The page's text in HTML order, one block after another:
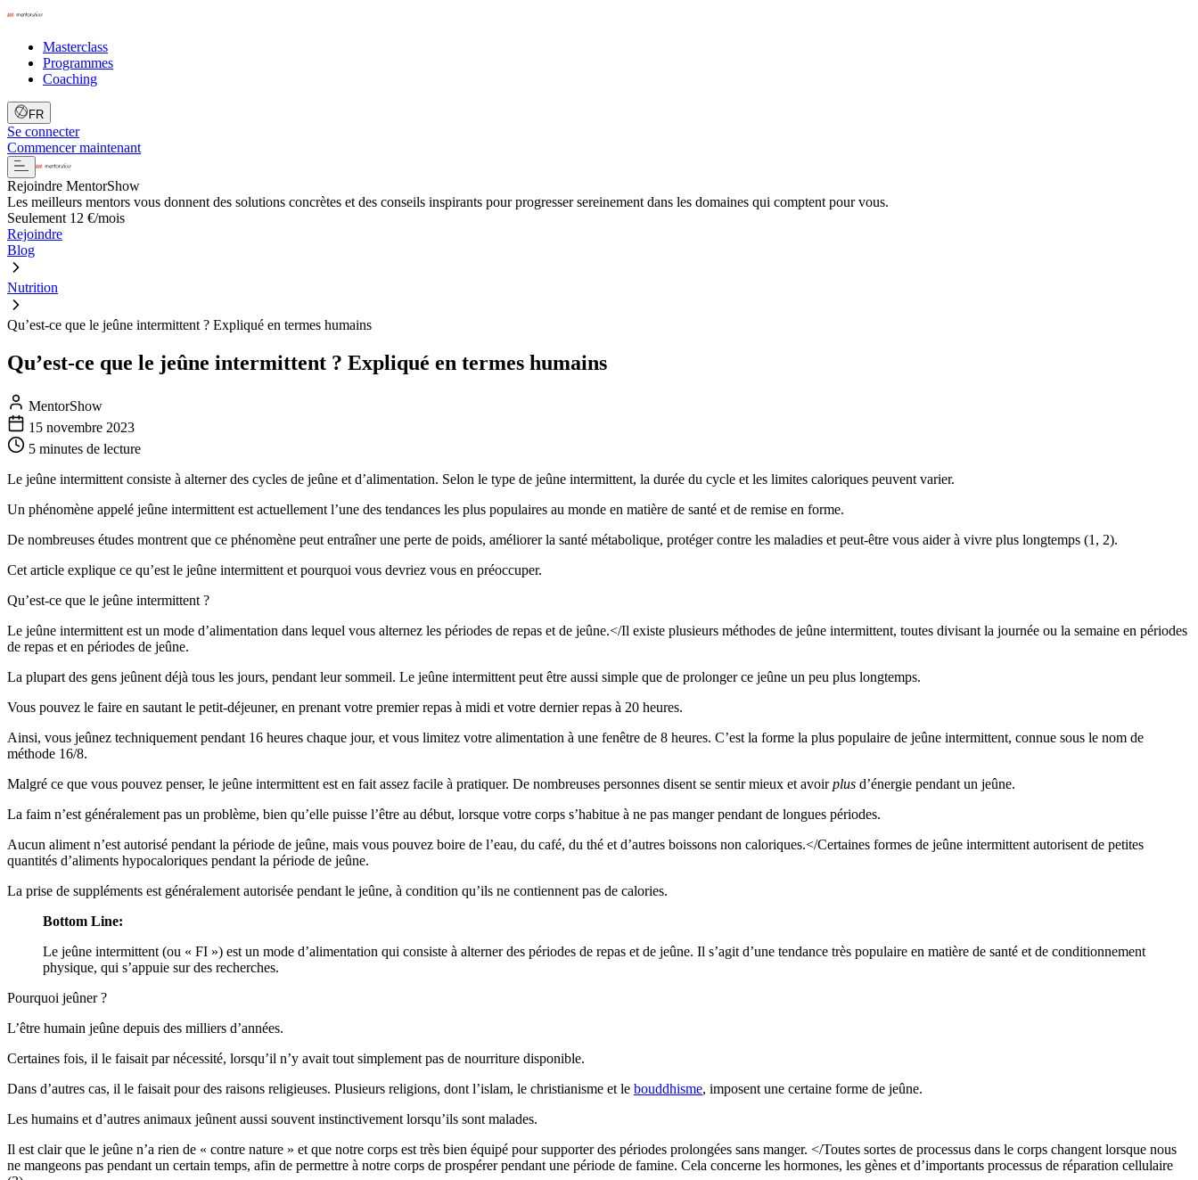
Masterclass
Programmes
Coaching
FR
Se connecter
Commencer maintenant
Rejoindre MentorShow
Les meilleurs mentors vous donnent des solutions concrètes et des conseils inspirants pour progresser sereinement dans les domaines qui comptent pour vous.
Seulement 12 €/mois
Rejoindre
Blog
Nutrition
Qu’est-ce que le jeûne intermittent ? Expliqué en termes humains
Qu’est-ce que le jeûne intermittent ? Expliqué en termes humains
MentorShow
15 novembre 2023
5 minutes de lecture
Le jeûne intermittent consiste à alterner des cycles de jeûne et d’alimentation. Selon le type de jeûne intermittent, la durée du cycle et les limites caloriques peuvent varier.
Un phénomène appelé jeûne intermittent est actuellement l’une des tendances les plus populaires au monde en matière de santé et de remise en forme.
De nombreuses études montrent que ce phénomène peut entraîner une perte de poids, améliorer la santé métabolique, protéger contre les maladies et peut-être vous aider à vivre plus longtemps (1, 2).
Cet article explique ce qu’est le jeûne intermittent et pourquoi vous devriez vous en préoccuper.
Qu’est-ce que le jeûne intermittent ?
Le jeûne intermittent est un mode d’alimentation dans lequel vous alternez les périodes de repas et de jeûne.</Il existe plusieurs méthodes de jeûne intermittent, toutes divisant la journée ou la semaine en périodes
de repas et en périodes de jeûne.
La plupart des gens jeûnent déjà tous les jours, pendant leur sommeil. Le jeûne intermittent peut être aussi simple que de prolonger ce jeûne un peu plus longtemps.
Vous pouvez le faire en sautant le petit-déjeuner, en prenant votre premier repas à midi et votre dernier repas à 20 heures.
Ainsi, vous jeûnez techniquement pendant 16 heures chaque jour, et vous limitez votre alimentation à une fenêtre de 8 heures. C’est la forme la plus populaire de jeûne intermittent, connue sous le nom de
méthode 16/8.
Malgré ce que vous pouvez penser, le jeûne intermittent est en fait assez facile à pratiquer. De nombreuses personnes disent se sentir mieux et avoirplus d’énergie pendant un jeûne.
La faim n’est généralement pas un problème, bien qu’elle puisse l’être au début, lorsque votre corps s’habitue à ne pas manger pendant de longues périodes.
Aucun aliment n’est autorisé pendant la période de jeûne, mais vous pouvez boire de l’eau, du café, du thé et d’autres boissons non caloriques.</Certaines formes de jeûne intermittent autorisent de petites
quantités d’aliments hypocaloriques pendant la période de jeûne.
La prise de suppléments est généralement autorisée pendant le jeûne, à condition qu’ils ne contiennent pas de calories.
Bottom Line:
Le jeûne intermittent (ou « FI ») est un mode d’alimentation qui consiste à alterner des périodes de repas et de jeûne. Il s’agit d’une tendance très populaire en matière de santé et de conditionnement
physique, qui s’appuie sur des recherches.
Pourquoi jeûner ?
L’être humain jeûne depuis des milliers d’années.
Certaines fois, il le faisait par nécessité, lorsqu’il n’y avait tout simplement pas de nourriture disponible.
Dans d’autres cas, il le faisait pour des raisons religieuses. Plusieurs religions, dont l’islam, le christianisme et le bouddhisme, imposent une certaine forme de jeûne.
Les humains et d’autres animaux jeûnent aussi souvent instinctivement lorsqu’ils sont malades.
Il est clair que le jeûne n’a rien de « contre nature » et que notre corps est très bien équipé pour supporter des périodes prolongées sans manger. </Toutes sortes de processus dans le corps changent lorsque nous
ne mangeons pas pendant un certain temps, afin de permettre à notre corps de prospérer pendant une période de famine. Cela concerne les hormones, les gènes et d’importants processus de réparation cellulaire